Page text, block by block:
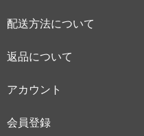
配送方法について
返品について
アカウント
会員登録